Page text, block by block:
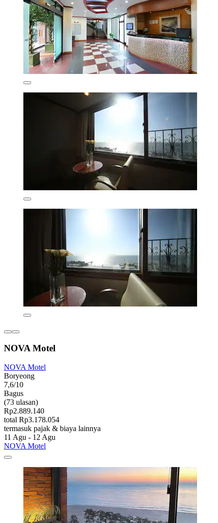
NOVA Motel
NOVA Motel
Boryeong
7,6/10
Bagus
(73 ulasan)
Rp2.889.140
total Rp3.178.054
termasuk pajak & biaya lainnya
11 Agu - 12 Agu
NOVA Motel